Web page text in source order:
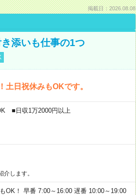
掲載日：2026.08.08
添いも仕事の1つ
日祝休みもOKです。
■日収1万2000円以上
します。
OK！ 早番 7:00～16:00 遅番 10:00～19:00